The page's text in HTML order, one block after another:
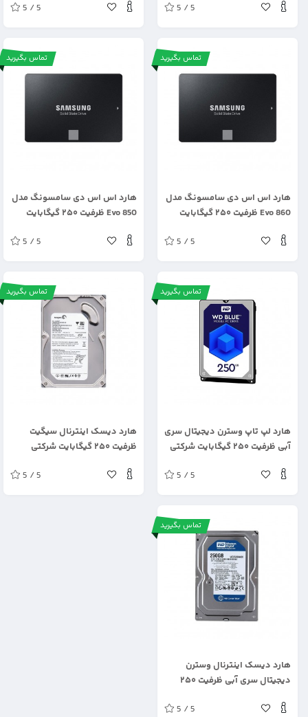
5 / 5
5 / 5
تماس بگیرید
هارد اس اس دی سامسونگ مدل
Evo 860 ظرفیت ۲۵۰ گیگابایت
5 / 5
تماس بگیرید
هارد اس اس دی سامسونگ مدل
Evo 850 ظرفیت ۲۵۰ گیگابایت
5 / 5
تماس بگیرید
هارد لپ تاپ وسترن دیجیتال سری
آبی ظرفیت ۲۵۰ گیگابایت شرکتی
5 / 5
تماس بگیرید
هارد دیسک اینترنال سیگیت
ظرفیت ۲۵۰ گیگابایت شرکتی
5 / 5
تماس بگیرید
هارد دیسک اینترنال وسترن
دیجیتال سری آبی ظرفیت ۲۵۰
5 / 5